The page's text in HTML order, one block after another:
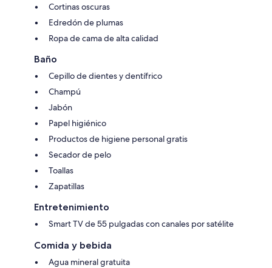
Cortinas oscuras
Edredón de plumas
Ropa de cama de alta calidad
Baño
Cepillo de dientes y dentífrico
Champú
Jabón
Papel higiénico
Productos de higiene personal gratis
Secador de pelo
Toallas
Zapatillas
Entretenimiento
Smart TV de 55 pulgadas con canales por satélite
Comida y bebida
Agua mineral gratuita